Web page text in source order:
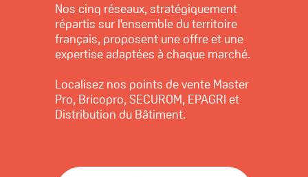
Nos cinq réseaux, stratégiquement
répartis sur l'ensemble du territoire
français, proposent une offre et une
expertise adaptées à chaque marché.
Localisez nos points de vente Master
Pro, Bricopro, SECUROM, EPAGRI et
Distribution du Bâtiment.